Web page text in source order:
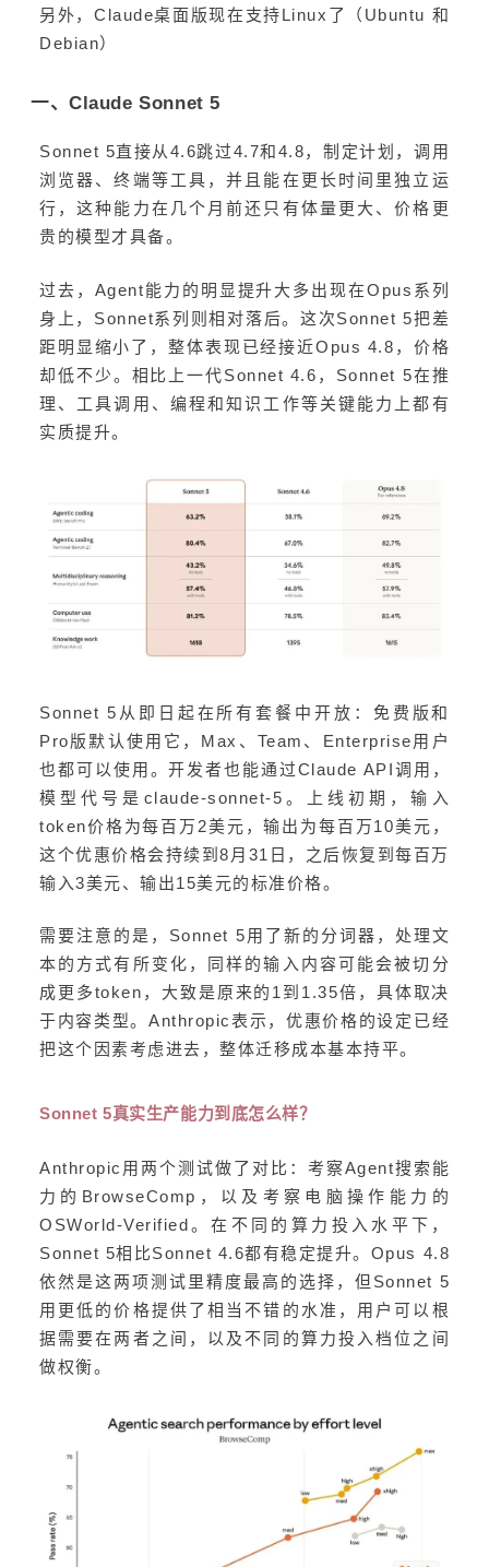
另外，Claude桌面版现在支持Linux了（Ubuntu 和
Debian）
一、Claude Sonnet 5
Sonnet 5直接从4.6跳过4.7和4.8，制定计划，调用
浏览器、终端等工具，并且能在更长时间里独立运
行，这种能力在几个月前还只有体量更大、价格更
贵的模型才具备。
过去，Agent能力的明显提升大多出现在Opus系列
身上，Sonnet系列则相对落后。这次Sonnet 5把差
距明显缩小了，整体表现已经接近Opus 4.8，价格
却低不少。相比上一代Sonnet 4.6，Sonnet 5在推
理、工具调用、编程和知识工作等关键能力上都有
实质提升。
Sonnet 5从即日起在所有套餐中开放：免费版和
Pro版默认使用它，Max、Team、Enterprise用户
也都可以使用。开发者也能通过Claude API调用，
模型代号是claude-sonnet-5。上线初期，输入
token价格为每百万2美元，输出为每百万10美元，
这个优惠价格会持续到8月31日，之后恢复到每百万
输入3美元、输出15美元的标准价格。
需要注意的是，Sonnet 5用了新的分词器，处理文
本的方式有所变化，同样的输入内容可能会被切分
成更多token，大致是原来的1到1.35倍，具体取决
于内容类型。Anthropic表示，优惠价格的设定已经
把这个因素考虑进去，整体迁移成本基本持平。
Sonnet 5真实生产能力到底怎么样？
Anthropic用两个测试做了对比：考察Agent搜索能
力的BrowseComp，以及考察电脑操作能力的
OSWorld-Verified。在不同的算力投入水平下，
Sonnet 5相比Sonnet 4.6都有稳定提升。Opus 4.8
依然是这两项测试里精度最高的选择，但Sonnet 5
用更低的价格提供了相当不错的水准，用户可以根
据需要在两者之间，以及不同的算力投入档位之间
做权衡。